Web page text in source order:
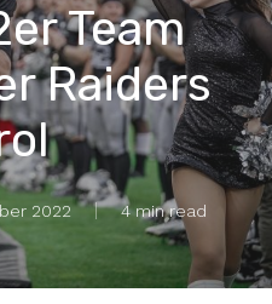
Team
Raiders
2022 4 min read